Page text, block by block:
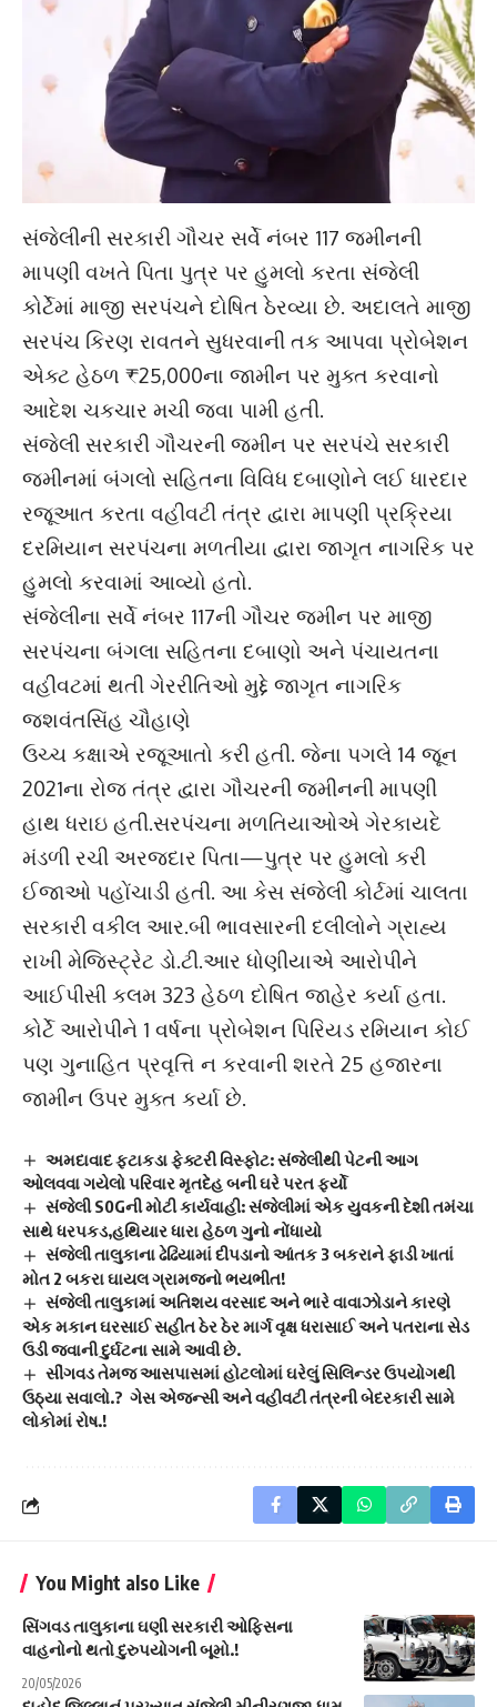
સંજેલીની સરકારી ગૌચર સર્વે નંબર 117 જમીનની
માપણી વખતે પિતા પુત્ર પર હુમલો કરતા સંજેલી
કોર્ટેમાં માજી સરપંચને દોષિત ઠેરવ્યા છે. અદાલતે માજી
સરપંચ કિરણ રાવતને સુધરવાની તક આપવા પ્રોબેશન
એક્ટ હેઠળ ₹25,000ના જામીન પર મુક્ત કરવાનો
આદેશ ચકચાર મચી જવા પામી હતી.
સંજેલી સરકારી ગૌચરની જમીન પર સરપંચે સરકારી
જમીનમાં બંગલો સહિતના વિવિધ દબાણોને લઈ ધારદાર
રજૂઆત કરતા વહીવટી તંત્ર દ્વારા માપણી પ્રક્રિયા
દરમિયાન સરપંચના મળતીયા દ્વારા જાગૃત નાગરિક પર
હુમલો કરવામાં આવ્યો હતો.
સંજેલીના સર્વે નંબર 117ની ગૌચર જમીન પર માજી
સરપંચના બંગલા સહિતના દબાણો અને પંચાયતના
વહીવટમાં થતી ગેરરીતિઓ મુદ્દે જાગૃત નાગરિક
જશવંતસિંહ ચૌહાણે
ઉચ્ચ કક્ષાએ રજૂઆતો કરી હતી. જેના પગલે 14 જૂન
2021ના રોજ તંત્ર દ્વારા ગૌચરની જમીનની માપણી
હાથ ધરાઇ હતી.સરપંચના મળતિયાઓએ ગેરકાયદે
મંડળી રચી અરજદાર પિતા—પુત્ર પર હુમલો કરી
ઈજાઓ પહોંચાડી હતી. આ કેસ સંજેલી કોર્ટમાં ચાલતા
સરકારી વકીલ આર.બી ભાવસારની દલીલોને ગ્રાહ્ય
રાખી મેજિસ્ટ્રેટ ડો.ટી.આર ધોણીયાએ આરોપીને
આઈપીસી કલમ 323 હેઠળ દોષિત જાહેર કર્યા હતા.
કોર્ટે આરોપીને 1 વર્ષના પ્રોબેશન પિરિયડ રમિયાન કોઈ
પણ ગુનાહિત પ્રવૃત્તિ ન કરવાની શરતે 25 હજારના
જામીન ઉપર મુક્ત કર્યા છે.
અમદાવાદ ફટાકડા ફેક્ટરી વિસ્ફોટ: સંજેલીથી પેટની આગ
ઓલવવા ગયેલો પરિવાર મૃતદેહ બની ઘરે પરત ફર્યો
સંજેલી S0Gની મોટી કાર્યવાહી: સંજેલીમાં એક યુવકની દેશી તમંચા
સાથે ધરપકડ,હથિયાર ધારા હેઠળ ગુનો નોંધાયો
સંજેલી તાલુકાના ઢેઢિયામાં દીપડાનો આંતક 3 બકરાને ફાડી ખાતાં
મોત 2 બકરા ઘાયલ ગ્રામજનો ભયભીત!
સંજેલી તાલુકામાં અતિશય વરસાદ અને ભારે વાવાઝોડાને કારણે
એક મકાન ઘરસાઈ સહીત ઠેર ઠેર માર્ગ વૃક્ષ ધરાસાઈ અને પતરાના સેડ
ઉડી જવાની દુર્ઘટના સામે આવી છે.
સીંગવડ તેમજ આસપાસમાં હોટલોમાં ઘરેલું સિલિન્ડર ઉપયોગથી
ઉઠ્યા સવાલો.? ગેસ એજન્સી અને વહીવટી તંત્રની બેદરકારી સામે
લોકોમાં રોષ.!
You Might also Like
સિંગવડ તાલુકાના ઘણી સરકારી ઓફિસના
વાહનોનો થતો દુરુપયોગની બૂમો.!
20/05/2026